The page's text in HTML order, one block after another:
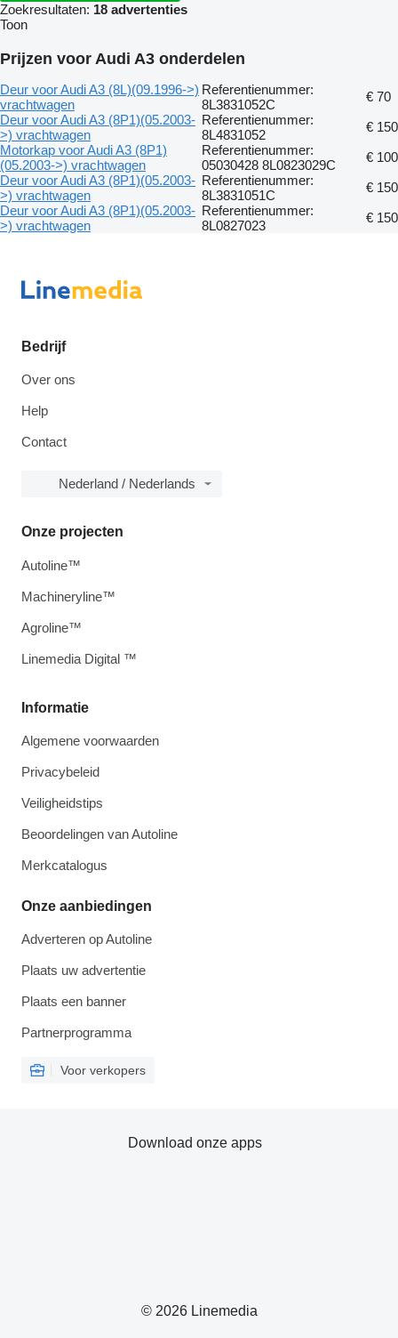
Zoekresultaten: 18 advertenties
Toon
Prijzen voor Audi A3 onderdelen
Deur voor Audi A3 (8L)(09.1996->)
vrachtwagen
Referentienummer:
8L3831052C
€ 70
Deur voor Audi A3 (8P1)(05.2003-
>) vrachtwagen
Referentienummer:
8L4831052
€ 150
Motorkap voor Audi A3 (8P1)
(05.2003->) vrachtwagen
Referentienummer:
05030428 8L0823029C
€ 100
Deur voor Audi A3 (8P1)(05.2003-
>) vrachtwagen
Referentienummer:
8L3831051C
€ 150
Deur voor Audi A3 (8P1)(05.2003-
>) vrachtwagen
Referentienummer:
8L0827023
€ 150
Bedrijf
Over ons
Help
Contact
Nederland / Nederlands
Informatie
Algemene voorwaarden
Privacybeleid
Veiligheidstips
Beoordelingen van Autoline
Merkcatalogus
Onze aanbiedingen
Adverteren op Autoline
Plaats uw advertentie
Plaats een banner
Partnerprogramma
Voor verkopers
Onze projecten
Autoline™
Machineryline™
Agroline™
Linemedia Digital ™
© 2026 Linemedia
Download onze apps